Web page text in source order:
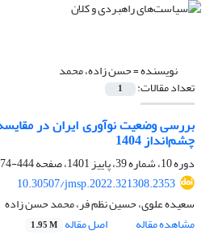
نویسنده =حسن زاده، محمد
تعداد مقالات: 1
بررسی وضعیت نوآوری ایران در
چشم‌انداز 1404
دوره 10، شماره 39، پاییز 1401، صفحه
444-474
10.30507/jmsp.2022.321308.2353
سعیده علوی، حسین نظم فر، محمد حسن زاده
مشاهده مقاله
اصل مقاله 1.95 M